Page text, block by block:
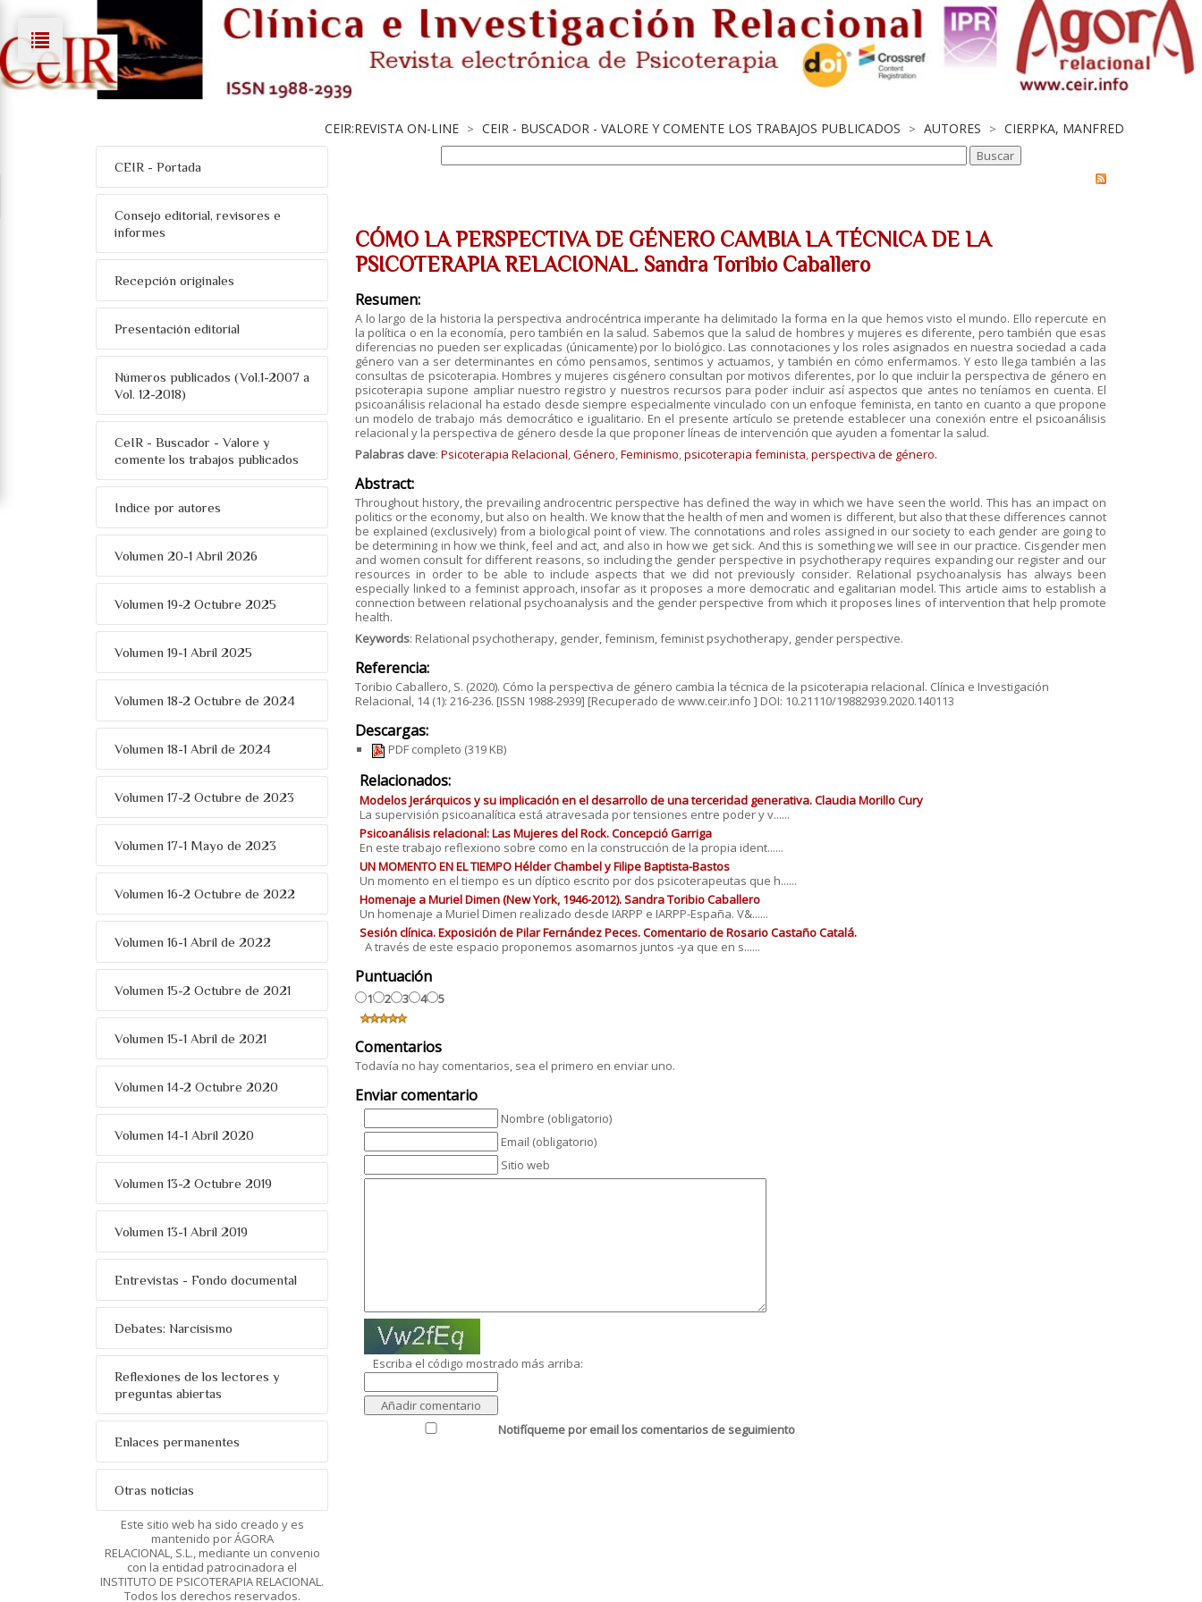
CEIR:REVISTA ON-LINE > CEIR - BUSCADOR - VALORE Y COMENTE LOS TRABAJOS PUBLICADOS > AUTORES > CIERPKA, MANFRED
CEIR - Portada
Consejo editorial, revisores e
informes
Recepción originales
Presentación editorial
Números publicados (Vol.1-2007 a
Vol. 12-2018)
CeIR - Buscador - Valore y
comente los trabajos publicados
Indice por autores
Volumen 20-1 Abril 2026
Volumen 19-2 Octubre 2025
Volumen 19-1 Abril 2025
Volumen 18-2 Octubre de 2024
Volumen 18-1 Abril de 2024
Volumen 17-2 Octubre de 2023
Volumen 17-1 Mayo de 2023
Volumen 16-2 Octubre de 2022
Volumen 16-1 Abril de 2022
Volumen 15-2 Octubre de 2021
Volumen 15-1 Abril de 2021
Volumen 14-2 Octubre 2020
Volumen 14-1 Abril 2020
Volumen 13-2 Octubre 2019
Volumen 13-1 Abril 2019
Entrevistas - Fondo documental
Debates: Narcisismo
Reflexiones de los lectores y
preguntas abiertas
Enlaces permanentes
Otras noticias
Este sitio web ha sido creado y es
mantenido por ÁGORA
RELACIONAL, S.L., mediante un convenio
con la entidad patrocinadora el
INSTITUTO DE PSICOTERAPIA RELACIONAL.
Todos los derechos reservados.
CÓMO LA PERSPECTIVA DE GÉNERO CAMBIA LA TÉCNICA DE LA
PSICOTERAPIA RELACIONAL. Sandra Toribio Caballero
Resumen:
A lo largo de la historia la perspectiva androcéntrica imperante ha delimitado la forma en la que hemos visto el mundo. Ello repercute en
la política o en la economía, pero también en la salud. Sabemos que la salud de hombres y mujeres es diferente, pero también que esas
diferencias no pueden ser explicadas (únicamente) por lo biológico. Las connotaciones y los roles asignados en nuestra sociedad a cada
género van a ser determinantes en cómo pensamos, sentimos y actuamos, y también en cómo enfermamos. Y esto llega también a las
consultas de psicoterapia. Hombres y mujeres cisgénero consultan por motivos diferentes, por lo que incluir la perspectiva de género en
psicoterapia supone ampliar nuestro registro y nuestros recursos para poder incluir así aspectos que antes no teníamos en cuenta. El
psicoanálisis relacional ha estado desde siempre especialmente vinculado con un enfoque feminista, en tanto en cuanto a que propone
un modelo de trabajo más democrático e igualitario. En el presente artículo se pretende establecer una conexión entre el psicoanálisis
relacional y la perspectiva de género desde la que proponer líneas de intervención que ayuden a fomentar la salud.
Palabras clave: Psicoterapia Relacional,Género,Feminismo,psicoterapia feminista,perspectiva de género.
Abstract:
Throughout history, the prevailing androcentric perspective has defined the way in which we have seen the world. This has an impact on
politics or the economy, but also on health. We know that the health of men and women is different, but also that these differences cannot
be explained (exclusively) from a biological point of view. The connotations and roles assigned in our society to each gender are going to
be determining in how we think, feel and act, and also in how we get sick. And this is something we will see in our practice. Cisgender men
and women consult for different reasons, so including the gender perspective in psychotherapy requires expanding our register and our
resources in order to be able to include aspects that we did not previously consider. Relational psychoanalysis has always been
especially linked to a feminist approach, insofar as it proposes a more democratic and egalitarian model. This article aims to establish a
connection between relational psychoanalysis and the gender perspective from which it proposes lines of intervention that help promote
health.
Keywords: Relational psychotherapy, gender, feminism, feminist psychotherapy, gender perspective.
Referencia:
Toribio Caballero, S. (2020). Cómo la perspectiva de género cambia la técnica de la psicoterapia relacional. Clínica e Investigación
Relacional, 14 (1): 216-236. [ISSN 1988-2939] [Recuperado de www.ceir.info ] DOI: 10.21110/19882939.2020.140113
Descargas:
PDF completo (319 KB)
Relacionados:
Modelos Jerárquicos y su implicación en el desarrollo de una terceridad generativa. Claudia Morillo Cury
La supervisión psicoanalítica está atravesada por tensiones entre poder y v......
Psicoanálisis relacional: Las Mujeres del Rock. Concepció Garriga
En este trabajo reflexiono sobre como en la construcción de la propia ident......
UN MOMENTO EN EL TIEMPO Hélder Chambel y Filipe Baptista-Bastos
Un momento en el tiempo es un díptico escrito por dos psicoterapeutas que h......
Homenaje a Muriel Dimen (New York, 1946-2012). Sandra Toribio Caballero
Un homenaje a Muriel Dimen realizado desde IARPP e IARPP-España. V&......
Sesión clínica. Exposición de Pilar Fernández Peces. Comentario de Rosario Castaño Catalá.
A través de este espacio proponemos asomarnos juntos ‐ya que en s......
Puntuación
1 2 3 4 5
Comentarios
Todavía no hay comentarios, sea el primero en enviar uno.
Enviar comentario
Nombre (obligatorio)
Email (obligatorio)
Sitio web
Escriba el código mostrado más arriba:
Notifíqueme por email los comentarios de seguimiento